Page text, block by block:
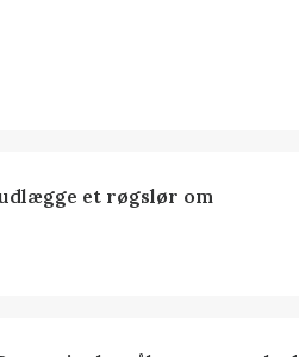
et røgslør om